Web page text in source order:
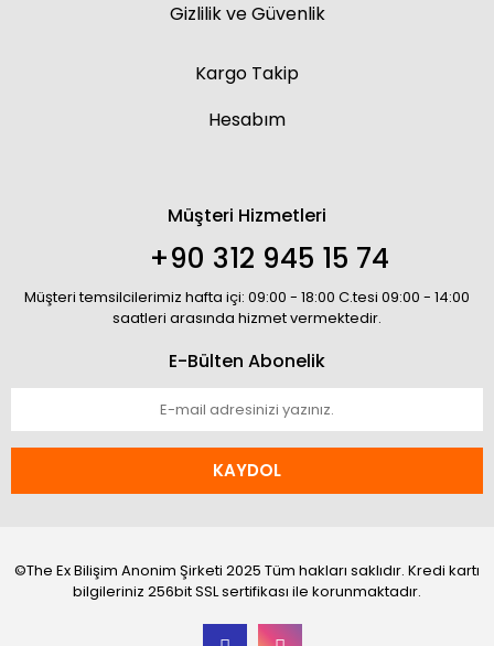
Gizlilik ve Güvenlik
Kargo Takip
Hesabım
Müşteri Hizmetleri
+90 312 945 15 74
Müşteri temsilcilerimiz hafta içi: 09:00 - 18:00 C.tesi 09:00 - 14:00
saatleri arasında hizmet vermektedir.
E-Bülten Abonelik
KAYDOL
©The Ex Bilişim Anonim Şirketi 2025 Tüm hakları saklıdır. Kredi kartı
bilgileriniz 256bit SSL sertifikası ile korunmaktadır.